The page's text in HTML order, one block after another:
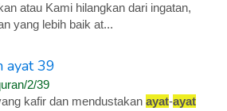
atau Kami hilangkan dari ingatan,
yang lebih baik at...
ayat 39
2/39
kafir dan mendustakan ayat-ayat